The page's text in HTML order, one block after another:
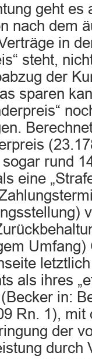
geht es
nach dem
in
steht,
der
sparen
rund
eine
Umfang)
als ihres
in:
Rn. 1), mit
der
durch